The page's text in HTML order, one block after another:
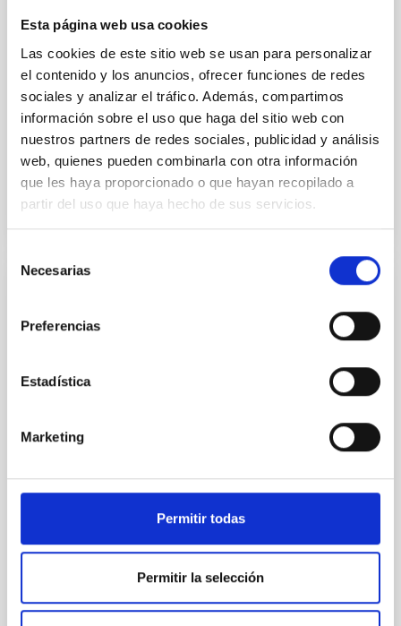
Esta página web usa cookies
Las cookies de este sitio web se usan para personalizar
el contenido y los anuncios, ofrecer funciones de redes
sociales y analizar el tráfico. Además, compartimos
información sobre el uso que haga del sitio web con
nuestros partners de redes sociales, publicidad y análisis
web, quienes pueden combinarla con otra información
que les haya proporcionado o que hayan recopilado a
partir del uso que haya hecho de sus servicios.
Necesarias
Preferencias
Estadística
Marketing
Permitir todas
Permitir la selección
temporal distribution of star formation influence the
Methods. We homogeneously analysed
Sarrato-Alós, J. et al.
Fecha de publicación: 6 2026
BIBCODE 2026A&A...710A..95S
Joining forces: 30 years of optical
We present extended optical monitoring of the
quadruply-imaged gravitationally lensed quasar QSO
observations from different observatories in both
technique. This technique uses a region far enough
from the lens system to accurately determine the
sky background level
Shalyapin, V. N. et al.
Fecha de publicación: 6 2026